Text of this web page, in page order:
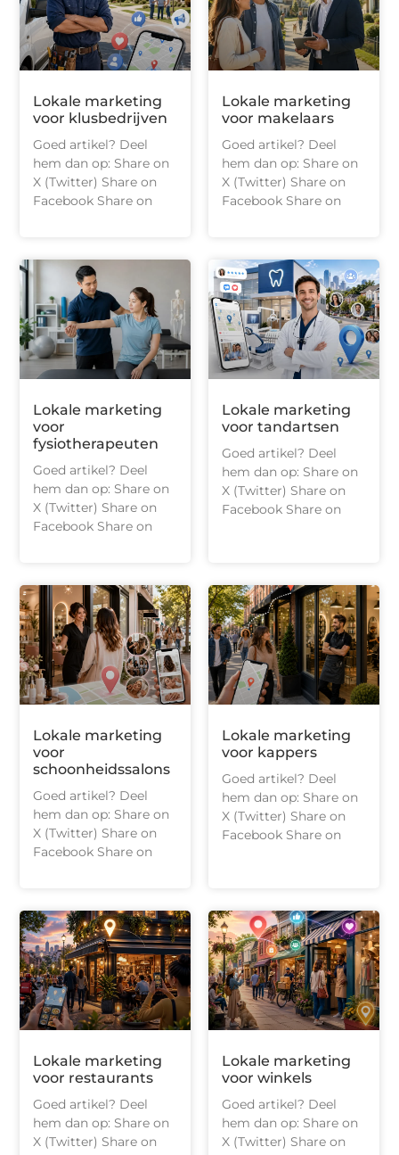
Lokale marketing
voor klusbedrijven
Goed artikel? Deel
hem dan op: Share on
X (Twitter) Share on
Facebook Share on
Lokale marketing
voor makelaars
Goed artikel? Deel
hem dan op: Share on
X (Twitter) Share on
Facebook Share on
Lokale marketing
voor
fysiotherapeuten
Goed artikel? Deel
hem dan op: Share on
X (Twitter) Share on
Facebook Share on
Lokale marketing
voor tandartsen
Goed artikel? Deel
hem dan op: Share on
X (Twitter) Share on
Facebook Share on
Lokale marketing
voor
schoonheidssalons
Goed artikel? Deel
hem dan op: Share on
X (Twitter) Share on
Facebook Share on
Lokale marketing
voor kappers
Goed artikel? Deel
hem dan op: Share on
X (Twitter) Share on
Facebook Share on
Lokale marketing
voor restaurants
Goed artikel? Deel
hem dan op: Share on
X (Twitter) Share on
Lokale marketing
voor winkels
Goed artikel? Deel
hem dan op: Share on
X (Twitter) Share on